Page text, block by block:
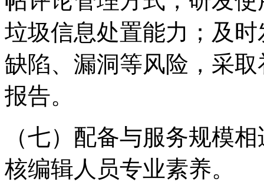
垃圾信息处置能力；及
缺陷、漏洞等风险，采
报告。
（七）配备与服务规模
核编辑人员专业素养。